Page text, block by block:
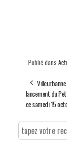
Publié dans
lancement du
ce samedi 15